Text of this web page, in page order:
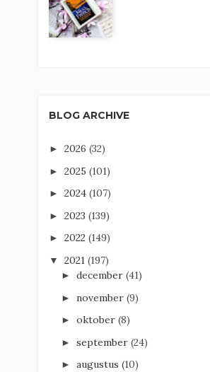
BLOG ARCHIVE
► 2026 (32)
► 2025 (101)
► 2024 (107)
► 2023 (139)
► 2022 (149)
▼ 2021 (197)
► december (41)
► november (9)
► oktober (8)
► september (24)
► augustus (10)